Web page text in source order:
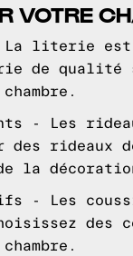
VOTRE
literie est
de qualité
- Les
des
la
- Les
des